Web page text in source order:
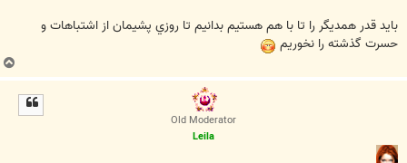
بايد قدر همديگر را تا با هم هستيم بدانيم تا روزي پشيمان از اشتباهات و
حسرت گذشته را نخوريم
ب
ا
Old Moderator
Leila